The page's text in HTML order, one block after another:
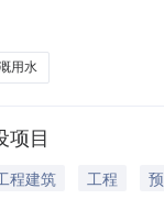
局意见，经我局研
用水
项目
程建筑 工程